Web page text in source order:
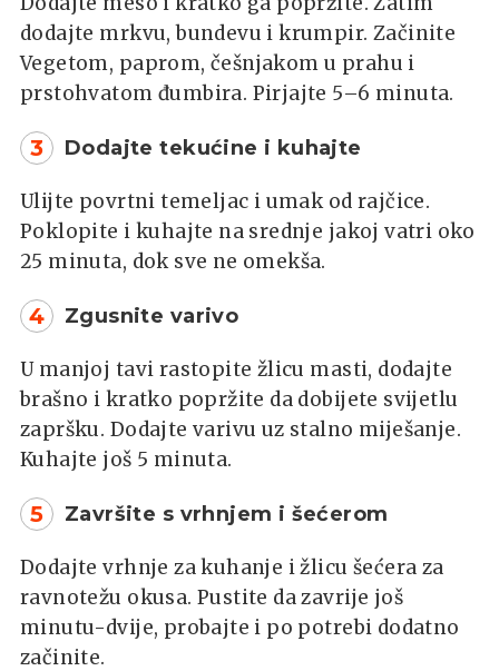
dodajte mrkvu, bundevu i krumpir. Začinite
Vegetom, paprom, češnjakom u prahu i
prstohvatom đumbira. Pirjajte 5–6 minuta.
3 Dodajte tekućine i kuhajte
Ulijte povrtni temeljac i umak od rajčice.
Poklopite i kuhajte na srednje jakoj vatri oko
25 minuta, dok sve ne omekša.
4 Zgusnite varivo
U manjoj tavi rastopite žlicu masti, dodajte
brašno i kratko popržite da dobijete svijetlu
zapršku. Dodajte varivu uz stalno miješanje.
Kuhajte još 5 minuta.
5 Završite s vrhnjem i šećerom
Dodajte vrhnje za kuhanje i žlicu šećera za
ravnotežu okusa. Pustite da zavrije još
minutu-dvije, probajte i po potrebi dodatno
začinite.